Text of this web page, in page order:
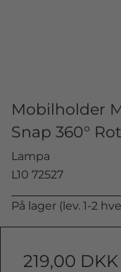
Mobilholder
Snap 360°
Lampa
L10 72527
På lager (lev. 1-2
219,00 DKK